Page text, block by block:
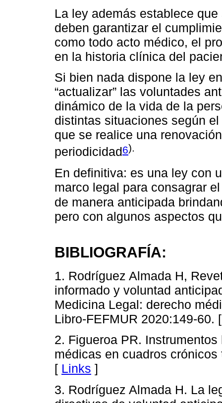
La ley además establece
deben garantizar el
como todo acto médico, el
en la historia clínica del
Si bien nada dispone la ley
“actualizar” las voluntades
dinámico de la vida de la
distintas situaciones según
que se realice una
periodicidad6).
En definitiva: es una ley con
marco legal para consagrar
de manera anticipada
pero con algunos aspectos
BIBLIOGRAFÍA:
1. Rodríguez Almada H,
informado y voluntad
Medicina Legal: derecho
Libro-FEFMUR 2020:149-60.
2. Figueroa PR.
médicas en cuadros
[ Links ]
3. Rodríguez Almada H. La